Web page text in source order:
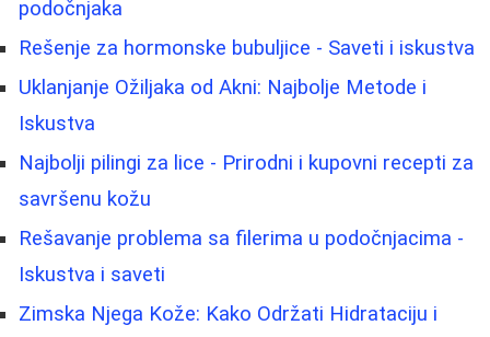
podočnjaka
Rešenje za hormonske bubuljice - Saveti i iskustva
Uklanjanje Ožiljaka od Akni: Najbolje Metode i
Iskustva
Najbolji pilingi za lice - Prirodni i kupovni recepti za
savršenu kožu
Rešavanje problema sa filerima u podočnjacima -
Iskustva i saveti
Zimska Njega Kože: Kako Održati Hidrataciju i